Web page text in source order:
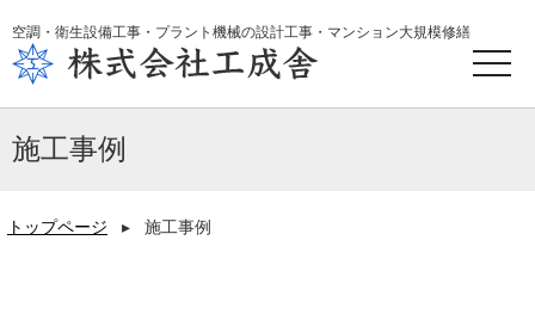
toggle
空調・衛生設備工事・プラント機械の設計工事・マンション大規模修繕
施工事例
トップページ ▸ 施工事例